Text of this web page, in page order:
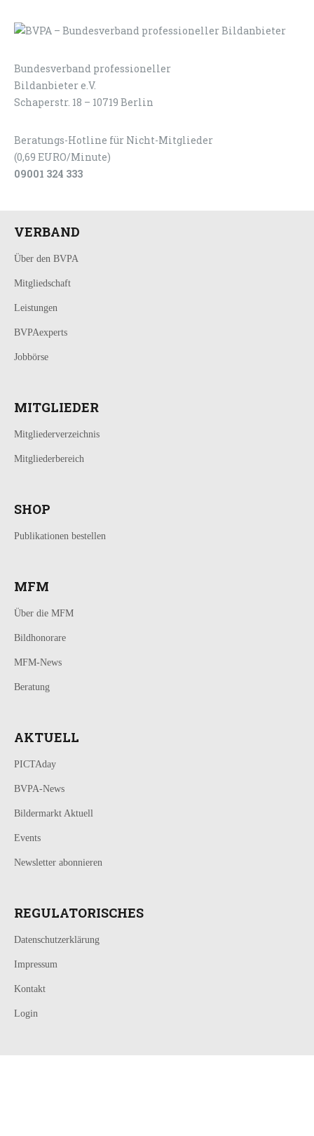
Bundesverband professioneller
Bildanbieter e.V.
Schaperstr. 18 – 10719 Berlin
Beratungs-Hotline für Nicht-Mitglieder
(0,69 EURO/Minute)
09001 324 333
VERBAND
Über den BVPA
Mitgliedschaft
Leistungen
BVPAexperts
Jobbörse
MITGLIEDER
Mitgliederverzeichnis
Mitgliederbereich
SHOP
Publikationen bestellen
MFM
Über die MFM
Bildhonorare
MFM-News
Beratung
AKTUELL
PICTAday
BVPA-News
Bildermarkt Aktuell
Events
Newsletter abonnieren
REGULATORISCHES
Datenschutzerklärung
Impressum
Kontakt
Login